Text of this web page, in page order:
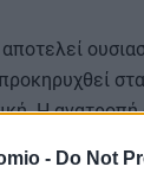
- Do Not
Η
μεγάλων